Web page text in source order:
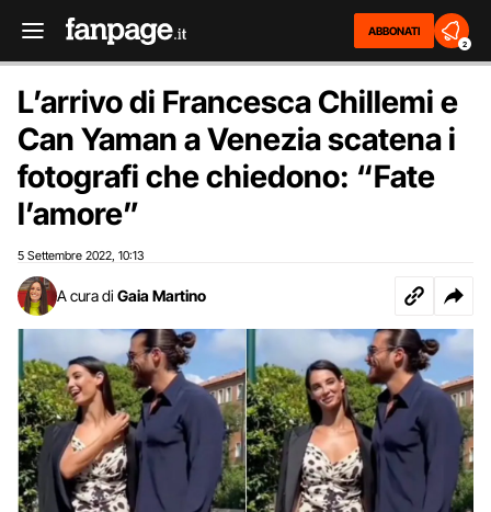
ABBONATI
2
L’arrivo di Francesca Chillemi e
Can Yaman a Venezia scatena i
fotografi che chiedono: “Fate
l’amore”
5 Settembre 2022 10:13
A cura di Gaia Martino